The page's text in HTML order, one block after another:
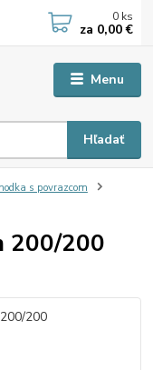
Menu
Hľadať
0 ks
za 0,00 €
s povrazcom
200/200